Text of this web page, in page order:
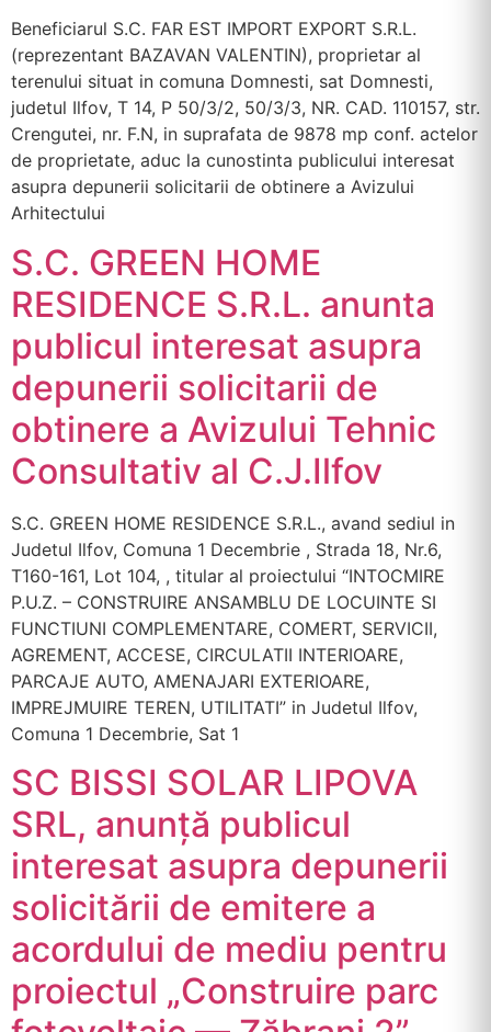
Beneficiarul S.C. FAR EST IMPORT EXPORT S.R.L.
(reprezentant BAZAVAN VALENTIN), proprietar al
terenului situat in comuna Domnesti, sat Domnesti,
judetul Ilfov, T 14, P 50/3/2, 50/3/3, NR. CAD. 110157, str.
Crengutei, nr. F.N, in suprafata de 9878 mp conf. actelor
de proprietate, aduc la cunostinta publicului interesat
asupra depunerii solicitarii de obtinere a Avizului
Arhitectului
S.C. GREEN HOME
RESIDENCE S.R.L. anunta
publicul interesat asupra
depunerii solicitarii de
obtinere a Avizului Tehnic
Consultativ al C.J.Ilfov
S.C. GREEN HOME RESIDENCE S.R.L., avand sediul in
Judetul Ilfov, Comuna 1 Decembrie , Strada 18, Nr.6,
T160-161, Lot 104, , titular al proiectului “INTOCMIRE
P.U.Z. – CONSTRUIRE ANSAMBLU DE LOCUINTE SI
FUNCTIUNI COMPLEMENTARE, COMERT, SERVICII,
AGREMENT, ACCESE, CIRCULATII INTERIOARE,
PARCAJE AUTO, AMENAJARI EXTERIOARE,
IMPREJMUIRE TEREN, UTILITATI” in Judetul Ilfov,
Comuna 1 Decembrie, Sat 1
SC BISSI SOLAR LIPOVA
SRL, anunță publicul
interesat asupra depunerii
solicitării de emitere a
acordului de mediu pentru
proiectul „Construire parc